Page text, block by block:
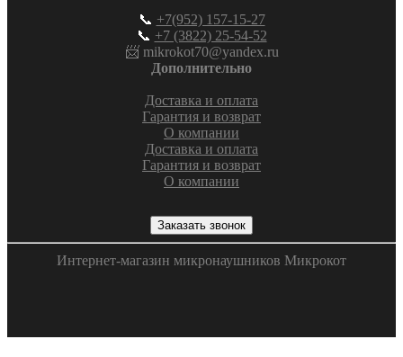
📞 +7(952) 157-15-27
📞 +7 (3822) 25-54-52
📨 mikrokot70@yandex.ru
Дополнительно
Доставка и оплата
Гарантия и возврат
О компании
Доставка и оплата
Гарантия и возврат
О компании
Заказать звонок
Интернет-магазин микронаушников Микрокот